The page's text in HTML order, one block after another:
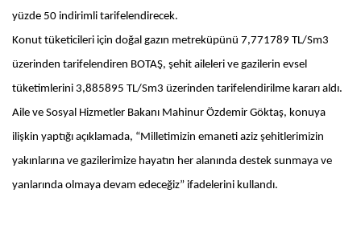
yüzde 50 indirimli tarifelendirecek.
Konut tüketicileri için doğal gazın metreküpünü 7,771789 TL/Sm3
üzerinden tarifelendiren BOTAŞ, şehit aileleri ve gazilerin evsel
tüketimlerini 3,885895 TL/Sm3 üzerinden tarifelendirilme kararı aldı.
Aile ve Sosyal Hizmetler Bakanı Mahinur Özdemir Göktaş, konuya
ilişkin yaptığı açıklamada, “Milletimizin emaneti aziz şehitlerimizin
yakınlarına ve gazilerimize hayatın her alanında destek sunmaya ve
yanlarında olmaya devam edeceğiz” ifadelerini kullandı.